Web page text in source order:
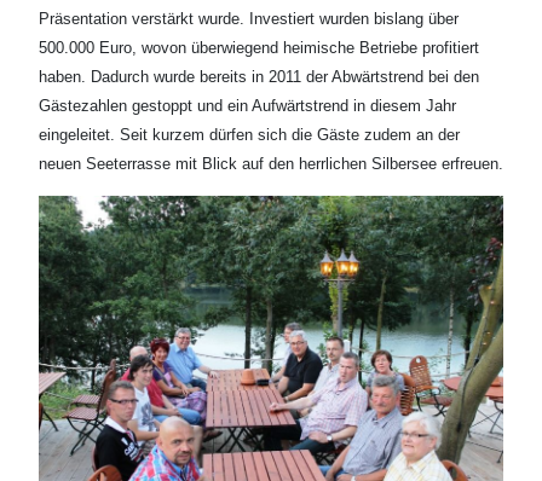
Präsentation verstärkt wurde. Investiert wurden bislang über
500.000 Euro, wovon überwiegend heimische Betriebe profitiert
haben. Dadurch wurde bereits in 2011 der Abwärtstrend bei den
Gästezahlen gestoppt und ein Aufwärtstrend in diesem Jahr
eingeleitet. Seit kurzem dürfen sich die Gäste zudem an der
neuen Seeterrasse mit Blick auf den herrlichen Silbersee erfreuen.